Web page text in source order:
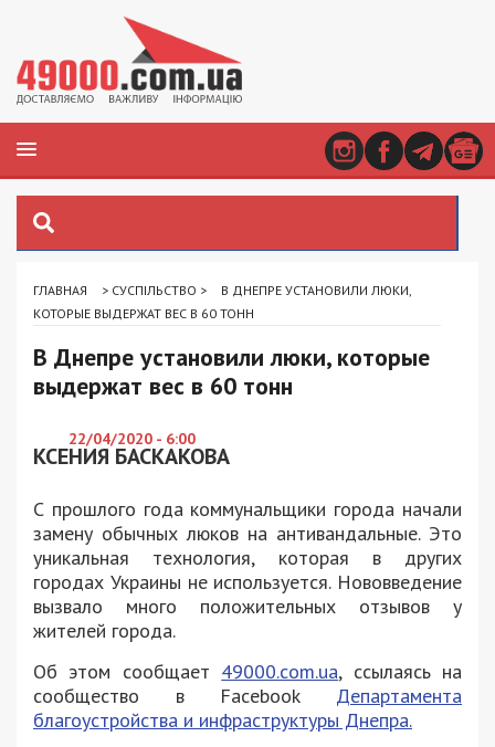
ГЛАВНАЯ > СУСПІЛЬСТВО >
В ДНЕПРЕ УСТАНОВИЛИ ЛЮКИ,
КОТОРЫЕ ВЫДЕРЖАТ ВЕС В 60 ТОНН
В Днепре установили люки, которые
выдержат вес в 60 тонн
22/04/2020 - 6:00
КСЕНИЯ БАСКАКОВА
С прошлого года коммунальщики города начали
замену обычных люков на антивандальные. Это
уникальная технология, которая в других
городах Украины не используется. Нововведение
вызвало много положительных отзывов у
жителей города.
Об этом сообщает 49000.com.ua, ссылаясь на
сообщество в Facebook Департамента
благоустройства и инфраструктуры Днепра.